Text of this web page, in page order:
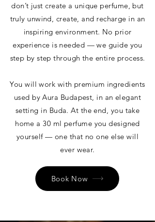
don’t just create a unique perfume, but
truly unwind, create, and recharge in an
inspiring environment. No prior
experience is needed — we guide you
step by step through the entire process.
You will work with premium ingredients
used by Aura Budapest, in an elegant
setting in Buda. At the end, you take
home a 30 ml perfume you designed
yourself — one that no one else will
ever wear.
Book Now